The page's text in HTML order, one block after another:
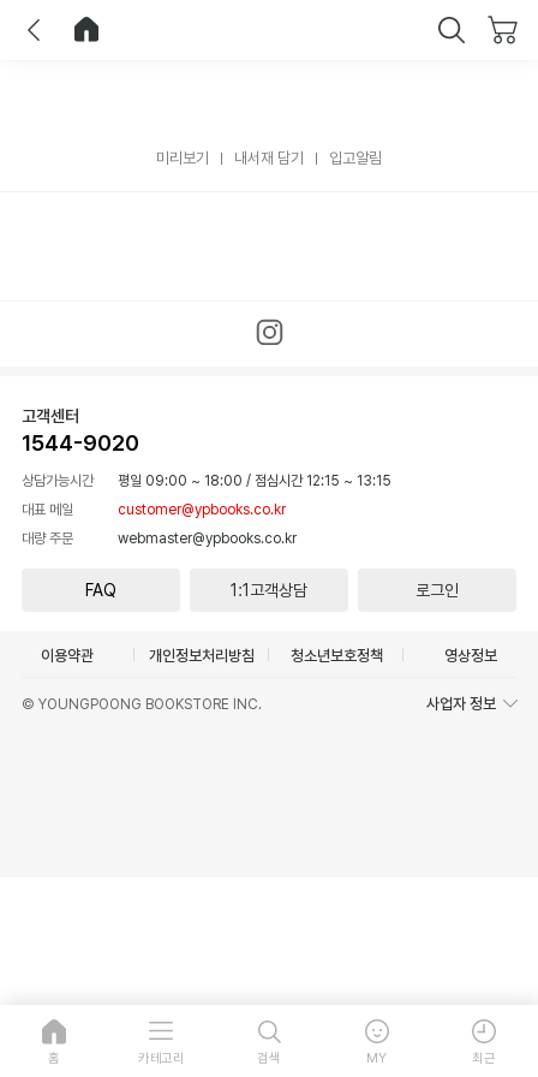
미리보기 내서재 담기 입고알림
고객센터
1544-9020
상담가능시간 평일 09:00 ~ 18:00 / 점심시간 12:15 ~ 13:15
대표 메일
customer@ypbooks.co.kr
대량 주문
webmaster@ypbooks.co.kr
FAQ 1:1고객상담 로그인
이용약관 개인정보처리방침 청소년보호정책 영상정보
© YOUNGPOONG BOOKSTORE INC. 사업자 정보
홈 카테고리 검색 MY 최근